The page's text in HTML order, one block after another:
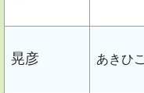
晃彦 あきひこ